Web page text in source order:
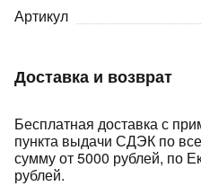
Доставка и возврат
Бесплатная доставка с
пункта выдачи СДЭК по
сумму от 5000 рублей, по
рублей.
Артикул